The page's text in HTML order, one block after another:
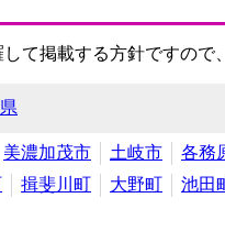
掲載する方針ですので
美濃加茂市 土岐市 各務
揖斐川町 大野町 池田